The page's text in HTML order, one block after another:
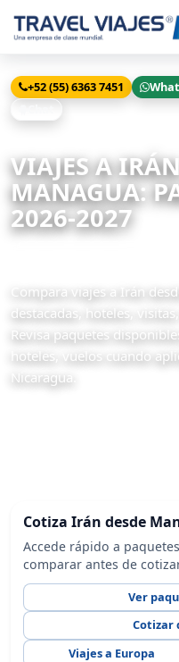
+52 (55) 6363 7451
VIAJES A
MANAGUA:
2026-2027
Compara viajes a Irán
destacadas, hoteles,
Revisa paquetes
hoteles, vuelos cuando
Nicaragua.
Cotiza Irán desde
Accede rápido a
comparar antes de
Ver
Cotizar
Viajes a Europa